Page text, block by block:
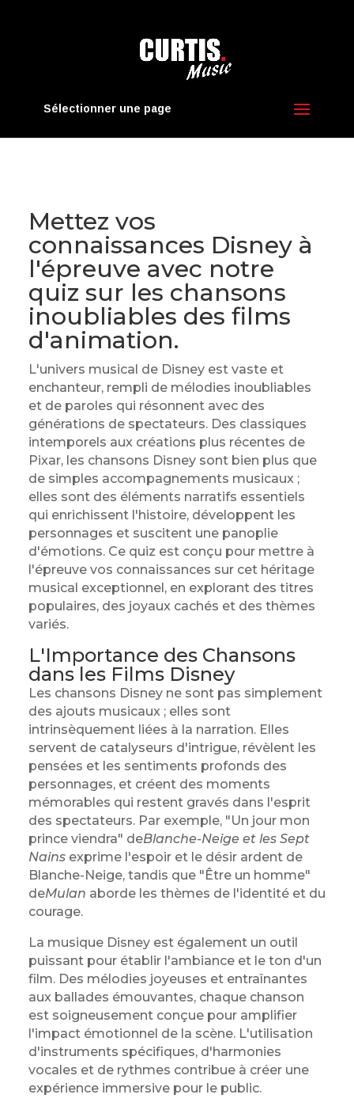
Sélectionner une page
Mettez vos
connaissances Disney à
l'épreuve avec notre
quiz sur les chansons
inoubliables des films
d'animation.
L'univers musical de Disney est vaste et
enchanteur, rempli de mélodies inoubliables
et de paroles qui résonnent avec des
générations de spectateurs. Des classiques
intemporels aux créations plus récentes de
Pixar, les chansons Disney sont bien plus que
de simples accompagnements musicaux ;
elles sont des éléments narratifs essentiels
qui enrichissent l'histoire, développent les
personnages et suscitent une panoplie
d'émotions. Ce quiz est conçu pour mettre à
l'épreuve vos connaissances sur cet héritage
musical exceptionnel, en explorant des titres
populaires, des joyaux cachés et des thèmes
variés.
L'Importance des Chansons
dans les Films Disney
Les chansons Disney ne sont pas simplement
des ajouts musicaux ; elles sont
intrinsèquement liées à la narration. Elles
servent de catalyseurs d'intrigue, révèlent les
pensées et les sentiments profonds des
personnages, et créent des moments
mémorables qui restent gravés dans l'esprit
des spectateurs. Par exemple, "Un jour mon
prince viendra" deBlanche-Neige et les Sept
Nainsexprime l'espoir et le désir ardent de
Blanche-Neige, tandis que "Être un homme"
deMulan aborde les thèmes de l'identité et du
courage.
La musique Disney est également un outil
puissant pour établir l'ambiance et le ton d'un
film. Des mélodies joyeuses et entraînantes
aux ballades émouvantes, chaque chanson
est soigneusement conçue pour amplifier
l'impact émotionnel de la scène. L'utilisation
d'instruments spécifiques, d'harmonies
vocales et de rythmes contribue à créer une
expérience immersive pour le public.